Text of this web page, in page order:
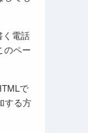
く電話
のペー
で
する方